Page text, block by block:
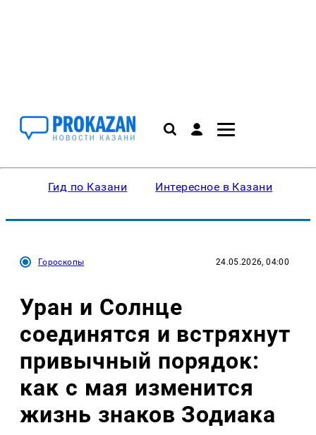
Гид по Казани Интересное в Казани
Гороскопы 24.05.2026, 04:00
Уран и Солнце
соединятся и встряхнут
привычный порядок:
как с мая изменится
жизнь знаков Зодиака